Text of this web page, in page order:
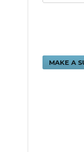
MAKE A